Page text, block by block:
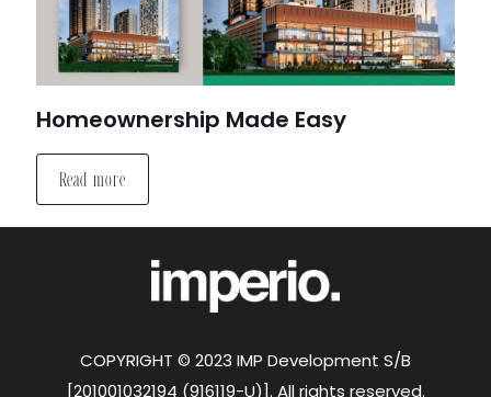
Homeownership Made Easy
Read more
COPYRIGHT © 2023 IMP Development S/B
[201001032194 (916119-U)]. All rights reserved.